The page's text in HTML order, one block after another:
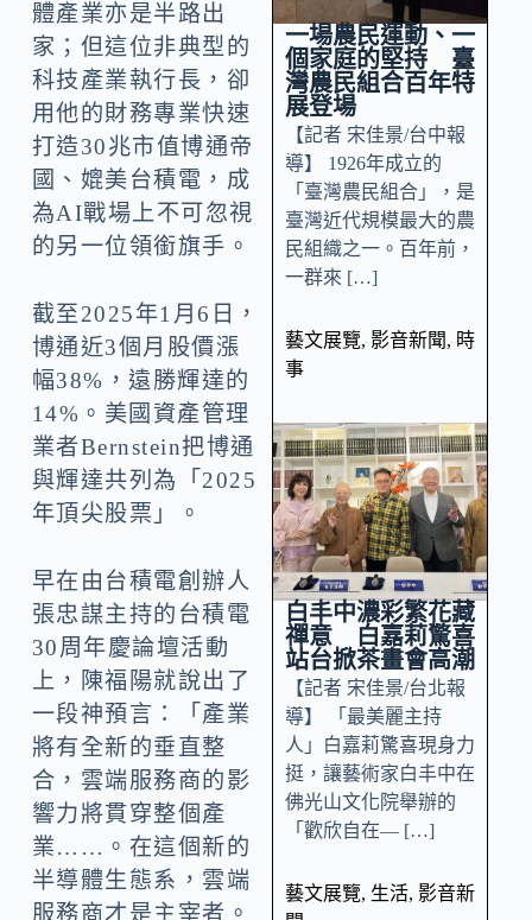
體產業亦是半路出
家；但這位非典型的
科技產業執行長，卻
用他的財務專業快速
打造30兆市值博通帝
國、媲美台積電，成
為AI戰場上不可忽視
的另一位領銜旗手。
截至2025年1月6日，
博通近3個月股價漲
幅38%，遠勝輝達的
14%。美國資產管理
業者Bernstein把博通
與輝達共列為「2025
年頂尖股票」。
早在由台積電創辦人
張忠謀主持的台積電
30周年慶論壇活動
上，陳福陽就說出了
一段神預言：「產業
將有全新的垂直整
合，雲端服務商的影
響力將貫穿整個產
業……。在這個新的
半導體生態系，雲端
服務商才是主宰者。
一場農民運動、一
個家庭的堅持 臺
灣農民組合百年特
展登場
【記者 宋佳景/台中報
導】 1926年成立的
「臺灣農民組合」，是
臺灣近代規模最大的農
民組織之一。百年前，
一群來 […]
藝文展覽, 影音新聞, 時
事
白丰中濃彩繁花藏
禪意 白嘉莉驚喜
站台掀茶畫會高潮
【記者 宋佳景/台北報
導】 「最美麗主持
人」白嘉莉驚喜現身力
挺，讓藝術家白丰中在
佛光山文化院舉辦的
「歡欣自在— […]
藝文展覽, 生活, 影音新